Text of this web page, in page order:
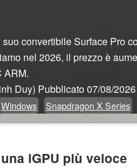
convertibile Surface Pro
nel 2026, il prezzo è
ARM.
Duy) Pubblicato07/08/2026
Windows Snapdragon X Series
iGPU più veloce